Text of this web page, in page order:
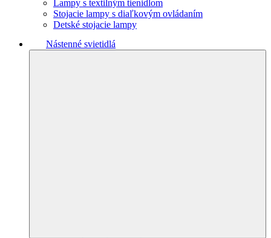
Lampy s textilným tienidlom
Stojacie lampy s diaľkovým ovládaním
Detské stojacie lampy
Nástenné svietidlá